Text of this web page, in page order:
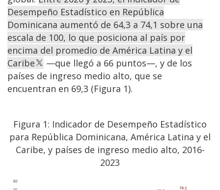
Desempeño Estadístico en República
Dominicana aumentó de 64,3 a 74,1 sobre una
escala de 100, lo que posiciona al país por
encima del promedio de América Latina y el
Caribe
—que llegó a 66 puntos—, y de los
países de ingreso medio alto, que se
encuentran en 69,3 (Figura 1).
Figura 1: Indicador de Desempeño Estadístico
para República Dominicana, América Latina y el
Caribe, y países de ingreso medio alto, 2016-
2023